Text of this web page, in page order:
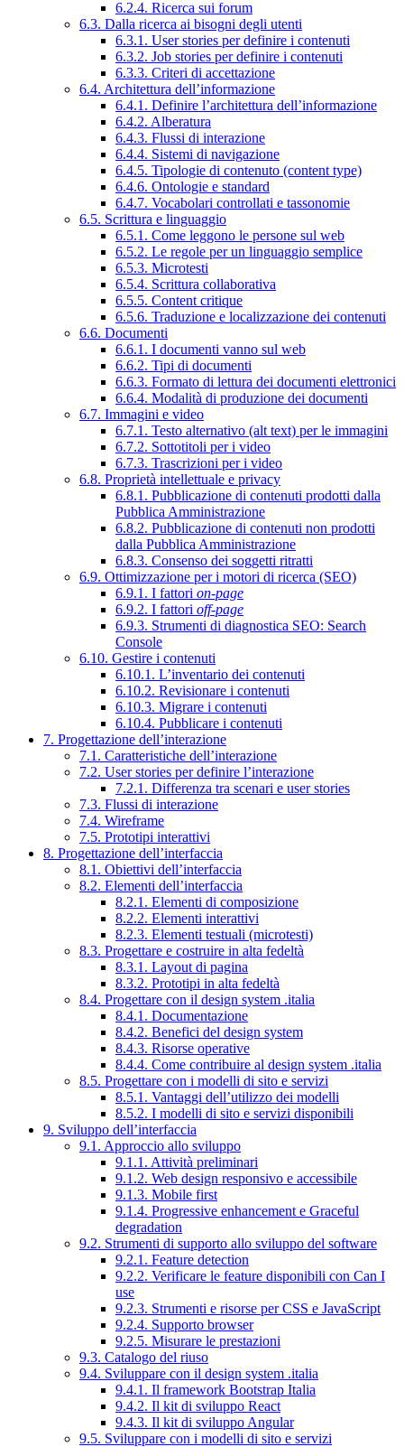
6.2.4. Ricerca sui forum
6.3. Dalla ricerca ai bisogni degli utenti
6.3.1. User stories per definire i contenuti
6.3.2. Job stories per definire i contenuti
6.3.3. Criteri di accettazione
6.4. Architettura dell’informazione
6.4.1. Definire l’architettura dell’informazione
6.4.2. Alberatura
6.4.3. Flussi di interazione
6.4.4. Sistemi di navigazione
6.4.5. Tipologie di contenuto (content type)
6.4.6. Ontologie e standard
6.4.7. Vocabolari controllati e tassonomie
6.5. Scrittura e linguaggio
6.5.1. Come leggono le persone sul web
6.5.2. Le regole per un linguaggio semplice
6.5.3. Microtesti
6.5.4. Scrittura collaborativa
6.5.5. Content critique
6.5.6. Traduzione e localizzazione dei contenuti
6.6. Documenti
6.6.1. I documenti vanno sul web
6.6.2. Tipi di documenti
6.6.3. Formato di lettura dei documenti elettronici
6.6.4. Modalità di produzione dei documenti
6.7. Immagini e video
6.7.1. Testo alternativo (alt text) per le immagini
6.7.2. Sottotitoli per i video
6.7.3. Trascrizioni per i video
6.8. Proprietà intellettuale e privacy
6.8.1. Pubblicazione di contenuti prodotti dalla
Pubblica Amministrazione
6.8.2. Pubblicazione di contenuti non prodotti
dalla Pubblica Amministrazione
6.8.3. Consenso dei soggetti ritratti
6.9. Ottimizzazione per i motori di ricerca (SEO)
6.9.1. I fattori on-page
6.9.2. I fattori off-page
6.9.3. Strumenti di diagnostica SEO: Search
Console
6.10. Gestire i contenuti
6.10.1. L’inventario dei contenuti
6.10.2. Revisionare i contenuti
6.10.3. Migrare i contenuti
6.10.4. Pubblicare i contenuti
7. Progettazione dell’interazione
7.1. Caratteristiche dell’interazione
7.2. User stories per definire l’interazione
7.2.1. Differenza tra scenari e user stories
7.3. Flussi di interazione
7.4. Wireframe
7.5. Prototipi interattivi
8. Progettazione dell’interfaccia
8.1. Obiettivi dell’interfaccia
8.2. Elementi dell’interfaccia
8.2.1. Elementi di composizione
8.2.2. Elementi interattivi
8.2.3. Elementi testuali (microtesti)
8.3. Progettare e costruire in alta fedeltà
8.3.1. Layout di pagina
8.3.2. Prototipi in alta fedeltà
8.4. Progettare con il design system .italia
8.4.1. Documentazione
8.4.2. Benefici del design system
8.4.3. Risorse operative
8.4.4. Come contribuire al design system .italia
8.5. Progettare con i modelli di sito e servizi
8.5.1. Vantaggi dell’utilizzo dei modelli
8.5.2. I modelli di sito e servizi disponibili
9. Sviluppo dell’interfaccia
9.1. Approccio allo sviluppo
9.1.1. Attività preliminari
9.1.2. Web design responsivo e accessibile
9.1.3. Mobile first
9.1.4. Progressive enhancement e Graceful
degradation
9.2. Strumenti di supporto allo sviluppo del software
9.2.1. Feature detection
9.2.2. Verificare le feature disponibili con Can I
use
9.2.3. Strumenti e risorse per CSS e JavaScript
9.2.4. Supporto browser
9.2.5. Misurare le prestazioni
9.3. Catalogo del riuso
9.4. Sviluppare con il design system .italia
9.4.1. Il framework Bootstrap Italia
9.4.2. Il kit di sviluppo React
9.4.3. Il kit di sviluppo Angular
9.5. Sviluppare con i modelli di sito e servizi